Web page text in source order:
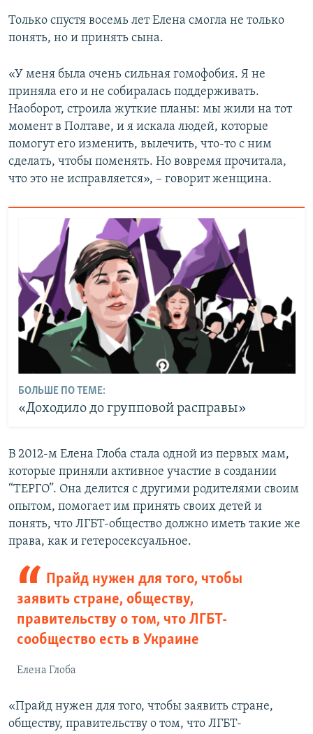
Только спустя восемь лет Елена смогла не только
понять, но и принять сына.
«У меня была очень сильная гомофобия. Я не
приняла его и не собиралась поддерживать.
Наоборот, строила жуткие планы: мы жили на тот
момент в Полтаве, и я искала людей, которые
помогут его изменить, вылечить, что-то с ним
сделать, чтобы поменять. Но вовремя прочитала,
что это не исправляется», – говорит женщина.
БОЛЬШЕ ПО ТЕМЕ:
«Доходило до групповой расправы»
В 2012-м Елена Глоба стала одной из первых мам,
которые приняли активное участие в создании
“ТЕРГО”. Она делится с другими родителями своим
опытом, помогает им принять своих детей и
понять, что ЛГБТ-общество должно иметь такие же
права, как и гетеросексуальное.
Прайд нужен для того, чтобы
заявить стране, обществу,
правительству о том, что ЛГБТ-
сообщество есть в Украине
Елена Глоба
«Прайд нужен для того, чтобы заявить стране,
обществу, правительству о том, что ЛГБТ-